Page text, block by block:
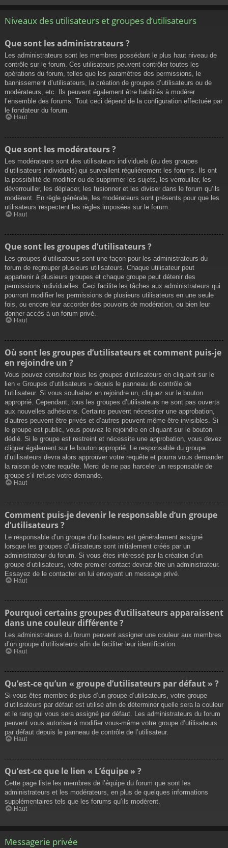
Niveaux des utilisateurs et groupes d’utilisateurs
Que sont les administrateurs ?
Les administrateurs sont les membres possédant le plus haut niveau de
contrôle sur le forum. Ces utilisateurs peuvent contrôler toutes les
opérations du forum, telles que les paramètres des permissions, le
bannissement d’utilisateurs, la création de groupes d’utilisateurs ou de
modérateurs, etc. Ils peuvent également être habilités à modérer
l’ensemble des forums. Tout ceci dépend de la configuration effectuée par
le fondateur du forum.
Haut
Que sont les modérateurs ?
Les modérateurs sont des utilisateurs individuels (ou des groupes
d’utilisateurs individuels) qui surveillent régulièrement les forums. Ils ont
la possibilité de modifier ou de supprimer les sujets, les verrouiller, les
déverrouiller, les déplacer, les fusionner et les diviser dans le forum qu’ils
modèrent. En règle générale, les modérateurs sont présents pour que les
utilisateurs respectent les règles imposées sur le forum.
Haut
Que sont les groupes d’utilisateurs ?
Les groupes d’utilisateurs sont une façon pour les administrateurs du
forum de regrouper plusieurs utilisateurs. Chaque utilisateur peut
appartenir à plusieurs groupes et chaque groupe peut détenir des
permissions individuelles. Ceci facilite les tâches aux administrateurs qui
pourront modifier les permissions de plusieurs utilisateurs en une seule
fois, ou encore leur accorder des pouvoirs de modération, ou bien leur
donner accès à un forum privé.
Haut
Où sont les groupes d’utilisateurs et comment puis-je
en rejoindre un ?
Vous pouvez consulter tous les groupes d’utilisateurs en cliquant sur le
lien « Groupes d’utilisateurs » depuis le panneau de contrôle de
l’utilisateur. Si vous souhaitez en rejoindre un, cliquez sur le bouton
approprié. Cependant, tous les groupes d’utilisateurs ne sont pas ouverts
aux nouvelles adhésions. Certains peuvent nécessiter une approbation,
d’autres peuvent être privés et d’autres peuvent même être invisibles. Si
le groupe est public, vous pouvez le rejoindre en cliquant sur le bouton
dédié. Si le groupe est restreint et nécessite une approbation, vous devez
cliquer également sur le bouton approprié. Le responsable du groupe
d’utilisateurs devra alors approuver votre requête et pourra vous demander
la raison de votre requête. Merci de ne pas harceler un responsable de
groupe s’il refuse votre demande.
Haut
Comment puis-je devenir le responsable d’un groupe
d’utilisateurs ?
Le responsable d’un groupe d’utilisateurs est généralement assigné
lorsque les groupes d’utilisateurs sont initialement créés par un
administrateur du forum. Si vous êtes intéressé par la création d’un
groupe d’utilisateurs, votre premier contact devrait être un administrateur.
Essayez de le contacter en lui envoyant un message privé.
Haut
Pourquoi certains groupes d’utilisateurs apparaissent
dans une couleur différente ?
Les administrateurs du forum peuvent assigner une couleur aux membres
d’un groupe d’utilisateurs afin de faciliter leur identification.
Haut
Qu’est-ce qu’un « groupe d’utilisateurs par défaut » ?
Si vous êtes membre de plus d’un groupe d’utilisateurs, votre groupe
d’utilisateurs par défaut est utilisé afin de déterminer quelle sera la couleur
et le rang qui vous sera assigné par défaut. Les administrateurs du forum
peuvent vous autoriser à modifier vous-même votre groupe d’utilisateurs
par défaut depuis le panneau de contrôle de l’utilisateur.
Haut
Qu’est-ce que le lien « L’équipe » ?
Cette page liste les membres de l’équipe du forum que sont les
administrateurs et les modérateurs, en plus de quelques informations
supplémentaires tels que les forums qu’ils modèrent.
Haut
Messagerie privée